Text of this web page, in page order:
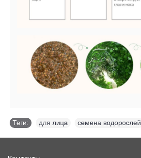
Теги: для лица семена водорослей